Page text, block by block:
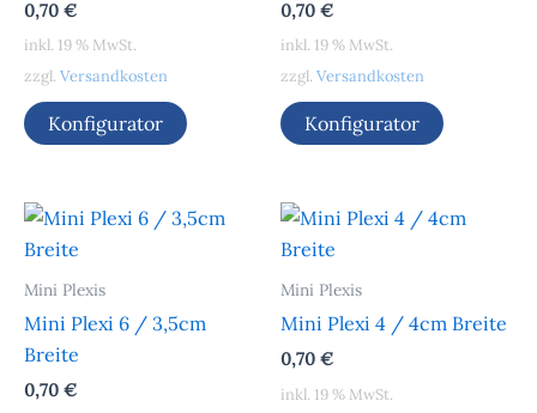
0,70 €
inkl. 19 % MwSt.
zzgl. Versandkosten
Konfigurator
0,70 €
inkl. 19 % MwSt.
zzgl. Versandkosten
Konfigurator
Mini Plexis
Mini Plexi 6 / 3,5cm
Breite
0,70 €
Mini Plexis
Mini Plexi 4 / 4cm Breite
0,70 €
inkl. 19 % MwSt.